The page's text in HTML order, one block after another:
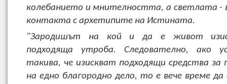
колебанието и мнителността, а светлата -
контакта с архетипите на Истината.
"Зародишът на кой и да е живот
подходяща утроба. Следователно, ако
такива, че изискват подходящи средства за
на едно благородно дело, то е вече време